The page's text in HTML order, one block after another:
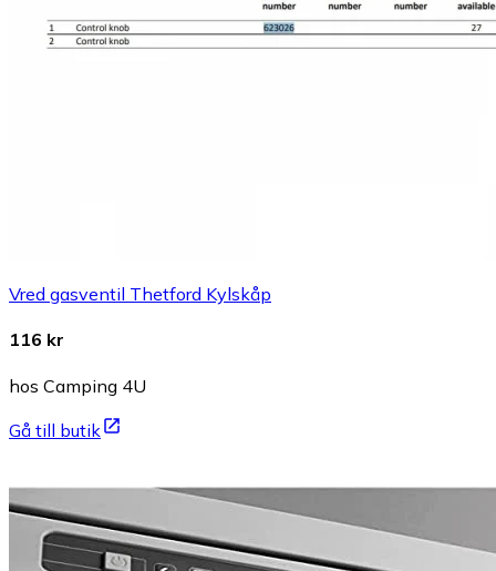
Vred gasventil Thetford Kylskåp
116 kr
hos Camping 4U
Gå till butik